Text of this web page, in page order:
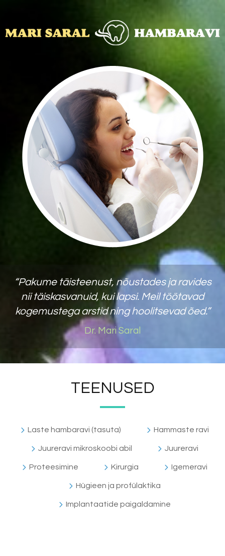
“Pakume täisteenust, nõustades ja ravides
nii täiskasvanuid, kui lapsi. Meil töötavad
kogemustega arstid ning hoolitsevad õed.”
Dr. Mari Saral
TEENUSED
Laste hambaravi (tasuta) Hammaste ravi
Juureravi mikroskoobi abil Juureravi
Proteesimine Kirurgia Igemeravi
Hügieen ja profülaktika
Implantaatide paigaldamine